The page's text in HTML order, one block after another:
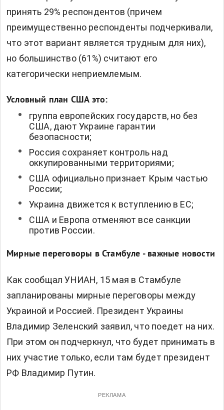
принять 29% респондентов (причем
преимущественно респонденты подчеркивали,
что этот вариант является трудным для них),
но большинство (61%) считают его
категорически неприемлемым.
Условный план США это:
группа европейских государств, но без
США, дают Украине гарантии
безопасности;
Россия сохраняет контроль над
оккупированными территориями;
США официально признает Крым частью
России;
Украина движется к вступлению в ЕС;
США и Европа отменяют все санкции
против России.
Мирные переговоры в Стамбуле - важные новости
Как сообщал УНИАН, 15 мая в Стамбуле
запланированы мирные переговоры между
Украиной и Россией. Президент Украины
Владимир Зеленский заявил, что поедет на них.
При этом он подчеркнул, что будет принимать в
них участие только, если там будет президент
РФ Владимир Путин.
РЕКЛАМА